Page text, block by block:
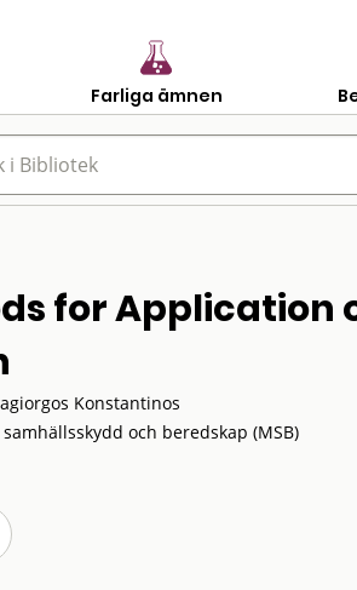
Farliga ämnen
for Application
Konstantinos
och beredskap (MSB)